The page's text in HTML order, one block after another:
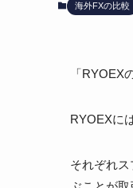
海外FXの比較
「RYOEX
RYOEXに
それぞれ